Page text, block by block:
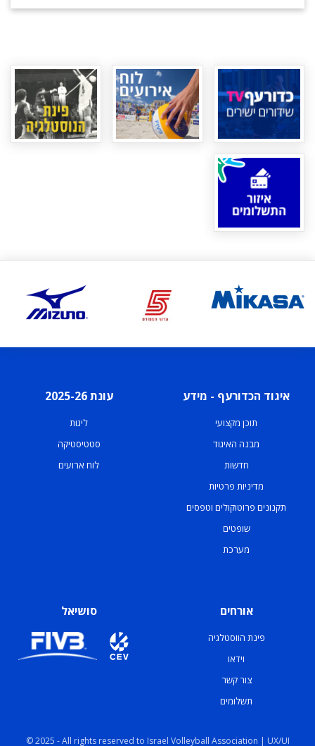
איגוד הכדורעף - מידע
תוכן מקצועי
מבנה האיגוד
חדשות
מדיניות פרטיות
תקנונים פרוטוקולים וטפסים
שופטים
מערכת
עונת 2025-26
ליגות
סטטיסטיקה
לוח ארועים
אורחים
פינת הווסטלגיה
וידאו
צור קשר
תשלומים
סושיאל
© 2025 - All rights reserved to Israel Volleyball Association | UX/UI